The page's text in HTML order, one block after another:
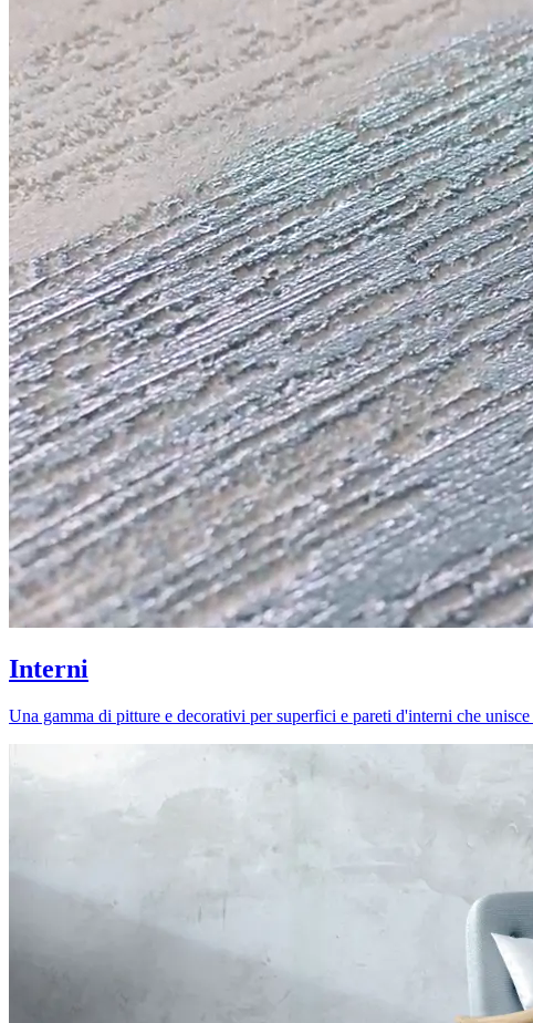
Interni
Una gamma di pitture e decorativi per superfici e pareti d'interni che